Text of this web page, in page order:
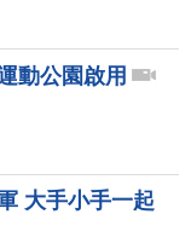
動公園啟用
大手小手一起